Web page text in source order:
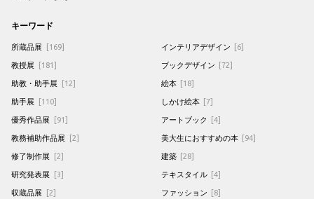
キーワード
所蔵品展 [169]
教授展 [181]
助教・助手展 [12]
助手展 [110]
優秀作品展 [91]
教務補助作品展 [2]
修了制作展 [2]
研究発表展 [3]
収蔵品展 [2]
インテリアデザイン [6]
ブックデザイン [72]
絵本 [18]
しかけ絵本 [7]
アートブック [4]
美大生におすすめの本 [94]
建築 [28]
テキスタイル [4]
ファッション [8]